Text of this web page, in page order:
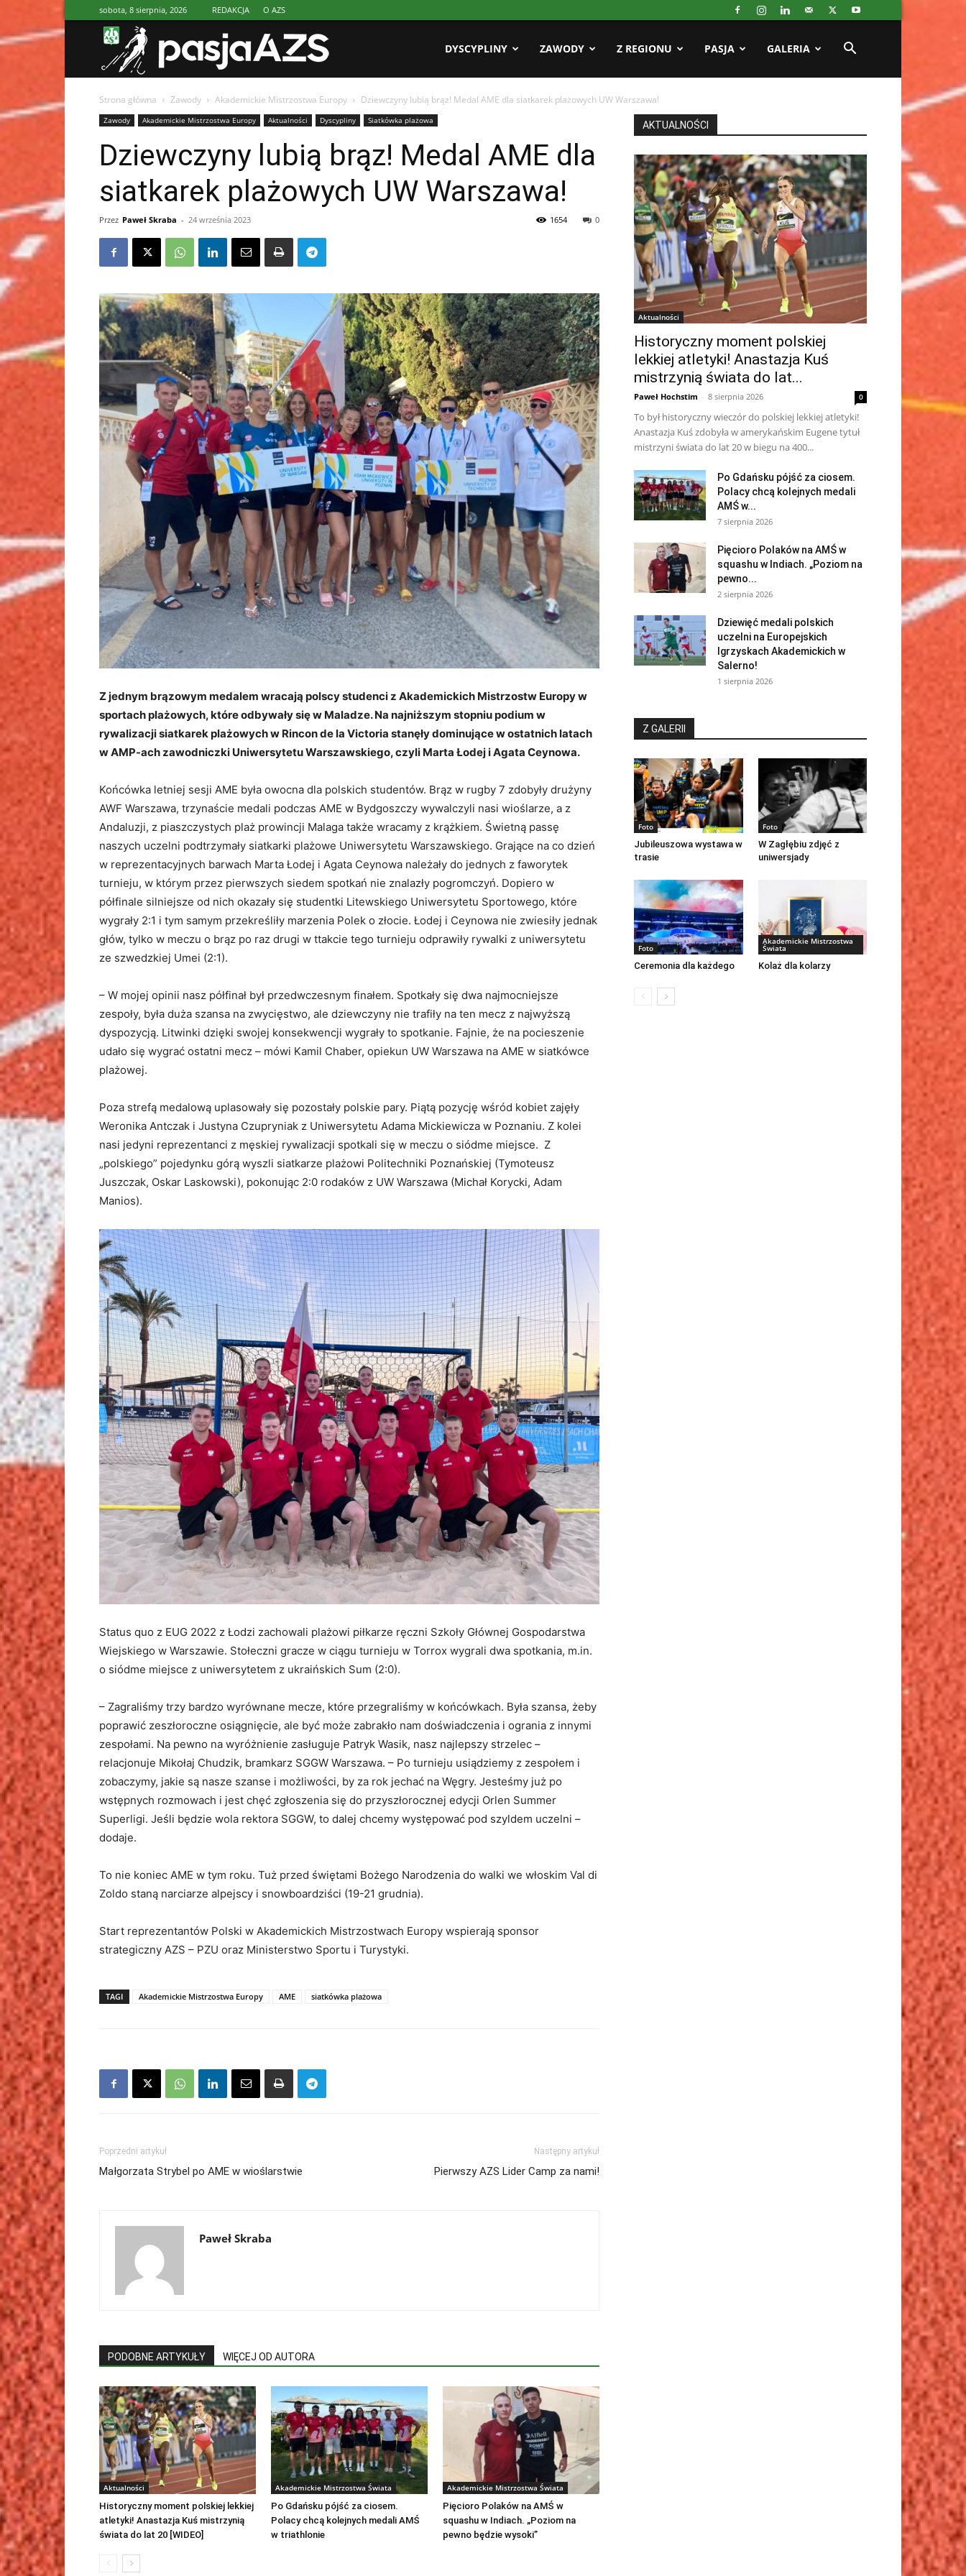
sobota, 8 sierpnia, 2026 REDAKCJA O AZS
AZS
DYSCYPLINY ZAWODY Z REGIONU PASJA GALERIA
Strona główna Zawody Akademickie Mistrzostwa Europy Dziewczyny lubią brąz! Medal AME dla siatkarek plażowych UW Warszawa!
Zawody Akademickie Mistrzostwa Europy Aktualności Dyscypliny Siatkówka plażowa
Dziewczyny lubią brąz! Medal AME dla
siatkarek plażowych UW Warszawa!
Przez Paweł Skraba - 24 września 2023 0
1654
Z jednym brązowym medalem wracają polscy studenci z Akademickich Mistrzostw Europy w
sportach plażowych, które odbywały się w Maladze. Na najniższym stopniu podium w
rywalizacji siatkarek plażowych w Rincon de la Victoria stanęły dominujące w ostatnich latach
w AMP-ach zawodniczki Uniwersytetu Warszawskiego, czyli Marta Łodej i Agata Ceynowa.
Końcówka letniej sesji AME była owocna dla polskich studentów. Brąz w rugby 7 zdobyły drużyny
AWF Warszawa, trzynaście medali podczas AME w Bydgoszczy wywalczyli nasi wioślarze, a z
Andaluzji, z piaszczystych plaż prowincji Malaga także wracamy z krążkiem. Świetną passę
naszych uczelni podtrzymały siatkarki plażowe Uniwersytetu Warszawskiego. Grające na co dzień
w reprezentacyjnych barwach Marta Łodej i Agata Ceynowa należały do jednych z faworytek
turnieju, w którym przez pierwszych siedem spotkań nie znalazły pogromczyń. Dopiero w
półfinale silniejsze od nich okazały się studentki Litewskiego Uniwersytetu Sportowego, które
wygrały 2:1 i tym samym przekreśliły marzenia Polek o złocie. Łodej i Ceynowa nie zwiesiły jednak
głów, tylko w meczu o brąz po raz drugi w ttakcie tego turnieju odprawiły rywalki z uniwersytetu
ze szwedzkiej Umei (2:1).
– W mojej opinii nasz półfinał był przedwczesnym finałem. Spotkały się dwa najmocniejsze
zespoły, była duża szansa na zwycięstwo, ale dziewczyny nie trafiły na ten mecz z najwyższą
dyspozycją. Litwinki dzięki swojej konsekwencji wygrały to spotkanie. Fajnie, że na pocieszenie
udało się wygrać ostatni mecz – mówi Kamil Chaber, opiekun UW Warszawa na AME w siatkówce
plażowej.
Poza strefą medalową uplasowały się pozostały polskie pary. Piątą pozycję wśród kobiet zajęły
Weronika Antczak i Justyna Czupryniak z Uniwersytetu Adama Mickiewicza w Poznaniu. Z kolei
nasi jedyni reprezentanci z męskiej rywalizacji spotkali się w meczu o siódme miejsce. Z
„polskiego” pojedynku górą wyszli siatkarze plażowi Politechniki Poznańskiej (Tymoteusz
Juszczak, Oskar Laskowski), pokonując 2:0 rodaków z UW Warszawa (Michał Korycki, Adam
Manios).
Status quo z EUG 2022 z Łodzi zachowali plażowi piłkarze ręczni Szkoły Głównej Gospodarstwa
Wiejskiego w Warszawie. Stołeczni gracze w ciągu turnieju w Torrox wygrali dwa spotkania, m.in.
o siódme miejsce z uniwersytetem z ukraińskich Sum (2:0).
– Zagraliśmy trzy bardzo wyrównane mecze, które przegraliśmy w końcówkach. Była szansa, żeby
poprawić zeszłoroczne osiągnięcie, ale być może zabrakło nam doświadczenia i ogrania z innymi
zespołami. Na pewno na wyróżnienie zasługuje Patryk Wasik, nasz najlepszy strzelec –
relacjonuje Mikołaj Chudzik, bramkarz SGGW Warszawa. – Po turnieju usiądziemy z zespołem i
zobaczymy, jakie są nasze szanse i możliwości, by za rok jechać na Węgry. Jesteśmy już po
wstępnych rozmowach i jest chęć zgłoszenia się do przyszłorocznej edycji Orlen Summer
Superligi. Jeśli będzie wola rektora SGGW, to dalej chcemy występować pod szyldem uczelni –
dodaje.
To nie koniec AME w tym roku. Tuż przed świętami Bożego Narodzenia do walki we włoskim Val di
Zoldo staną narciarze alpejscy i snowboardziści (19-21 grudnia).
Start reprezentantów Polski w Akademickich Mistrzostwach Europy wspierają sponsor
strategiczny AZS – PZU oraz Ministerstwo Sportu i Turystyki.
TAGI Akademickie Mistrzostwa Europy AME siatkówka plażowa
Poprzedni artykuł
Małgorzata Strybel po AME w wioślarstwie
Następny artykuł
Pierwszy AZS Lider Camp za nami!
Paweł Skraba
PODOBNE ARTYKUŁY WIĘCEJ OD AUTORA
Aktualności
Historyczny moment polskiej lekkiej
atletyki! Anastazja Kuś mistrzynią
świata do lat 20 [WIDEO]
Akademickie Mistrzostwa Świata
Po Gdańsku pójść za ciosem.
Polacy chcą kolejnych medali AMŚ
w triathlonie
Akademickie Mistrzostwa Świata
Pięcioro Polaków na AMŚ w
squashu w Indiach. „Poziom na
pewno będzie wysoki”
AKTUALNOŚCI
Aktualności
Historyczny moment polskiej
lekkiej atletyki! Anastazja Kuś
mistrzynią świata do lat...
Paweł Hochstim - 8 sierpnia 2026 0
To był historyczny wieczór do polskiej lekkiej atletyki!
Anastazja Kuś zdobyła w amerykańskim Eugene tytuł
mistrzyni świata do lat 20 w biegu na 400...
Po Gdańsku pójść za ciosem.
Polacy chcą kolejnych medali
AMŚ w...
7 sierpnia 2026
Pięcioro Polaków na AMŚ w
squashu w Indiach. „Poziom na
pewno...
2 sierpnia 2026
Dziewięć medali polskich
uczelni na Europejskich
Igrzyskach Akademickich w
Salerno!
1 sierpnia 2026
Z GALERII
Foto
Jubileuszowa wystawa w
trasie
Foto
W Zagłębiu zdjęć z
uniwersjady
Foto
Ceremonia dla każdego
Akademickie Mistrzostwa
Świata
Kolaż dla kolarzy